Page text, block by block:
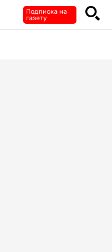
Подписка на
газету